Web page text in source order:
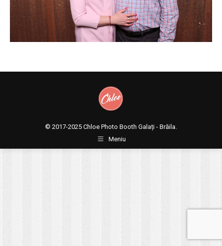
© 2017-2025 Chloe Photo Booth Galați - Brăila.
Meniu